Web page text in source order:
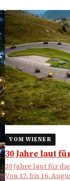
VOM WIENER
30 Jahre laut
30 Jahre laut für
Von 12. bis 16.